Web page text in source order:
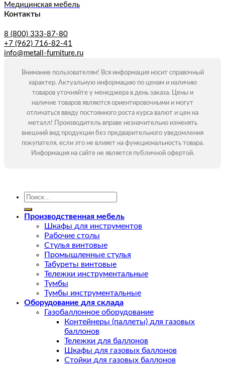
Медицинская мебель
Контакты
8 (800) 333-87-80
+7 (962) 716-82-41
info@metall-furniture.ru
Внимание пользователям! Вся информация носит справочный
характер. Актуальную информацию по ценам и наличию
товаров уточняйте у менеджера в день заказа. Цены и
наличие товаров являются ориентировочными и могут
отличаться ввиду постоянного роста курса валют и цен на
металл! Производитель вправе незначительно изменять
внешний вид продукции без предварительного уведомления
покупателя, если это не влияет на функциональность товара.
Информация на сайте не является публичной офертой.
Искать:
Производственная мебель
Шкафы для инструментов
Рабочие столы
Стулья винтовые
Промышленные стулья
Табуреты винтовые
Тележки инструментальные
Тумбы
Тумбы инструментальные
Оборудование для склада
Газобаллонное оборудование
Контейнеры (паллеты) для газовых
баллонов
Тележки для баллонов
Шкафы для газовых баллонов
Стойки для газовых баллонов